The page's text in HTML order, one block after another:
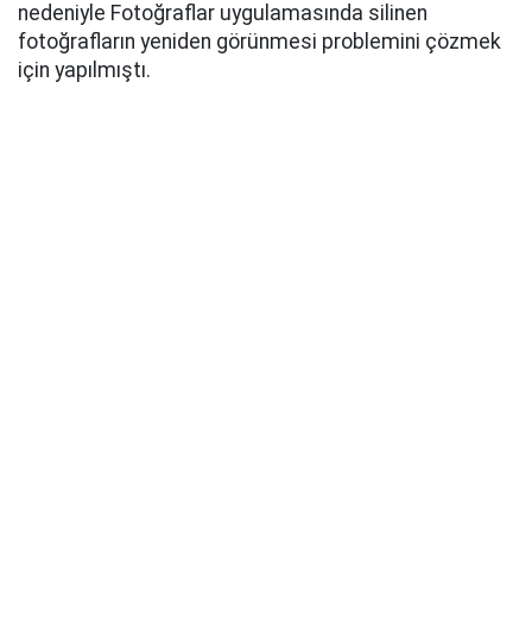
nedeniyle Fotoğraflar uygulamasında silinen
fotoğrafların yeniden görünmesi problemini çözmek
için yapılmıştı.